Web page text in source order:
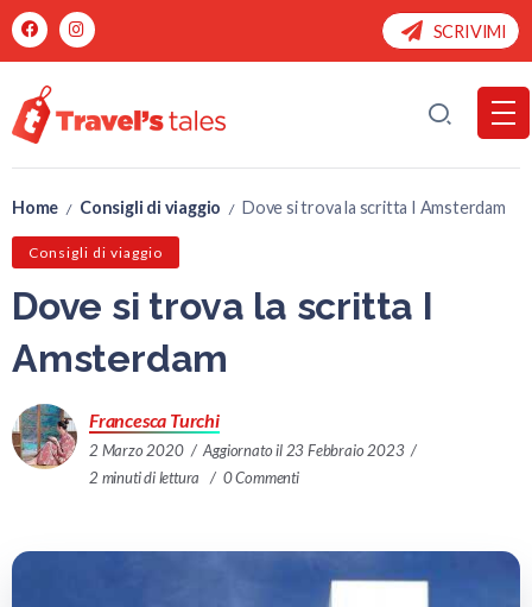
SCRIVIMI
Home / Consigli di viaggio / Dove si trova la scritta I Amsterdam
Consigli di viaggio
Dove si trova la scritta I
Amsterdam
Francesca Turchi
2 Marzo 2020
Aggiornato il 23 Febbraio 2023
2 minuti di lettura
0 Commenti